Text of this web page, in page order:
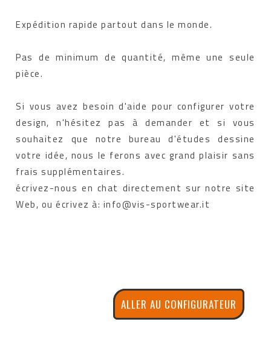
Expédition rapide partout dans le monde.
Pas de minimum de quantité, même une seule
pièce.
Si vous avez besoin d'aide pour configurer votre
design, n'hésitez pas à demander et si vous
souhaitez que notre bureau d'études dessine
votre idée, nous le ferons avec grand plaisir sans
frais supplémentaires.
écrivez-nous en chat directement sur notre site
Web, ou écrivez à: info@vis-sportwear.it
ALLER AU CONFIGURATEUR